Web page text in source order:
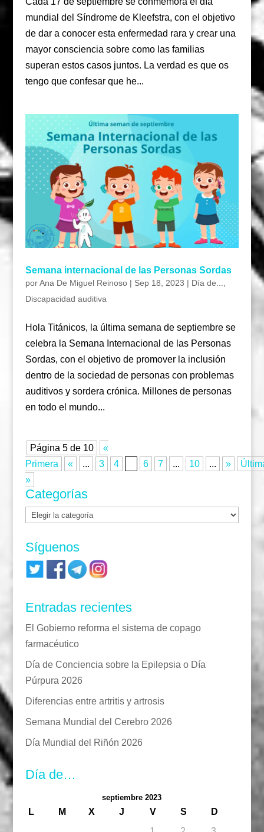
mundial del Síndrome de Kleefstra, con el objetivo
de dar a conocer esta enfermedad rara y crear una
mayor consciencia sobre como las familias
superan estos casos juntos. La verdad es que os
tengo que confesar que he...
Semana internacional de las Personas Sordas
porAna De Miguel Reinoso| Sep 18, 2023 | Día de...
Discapacidad auditiva
Hola Titánicos, la última semana de septiembre se
celebra la Semana Internacional de las Personas
Sordas, con el objetivo de promover la inclusión
dentro de la sociedad de personas con problemas
auditivos y sordera crónica. Millones de personas
en todo el mundo...
Página 5 de 10
«
Primera
« ... 3 4 6 7 ... 10 ... »
»
Categorías
Categorías
Síguenos
Entradas recientes
El Gobierno reforma el sistema de copago
farmacéutico
Día de Conciencia sobre la Epilepsia o Día
Púrpura 2026
Diferencias entre artritis y artrosis
Semana Mundial del Cerebro 2026
Día Mundial del Riñón 2026
Día de…
septiembre 2023
L M X J V S
D